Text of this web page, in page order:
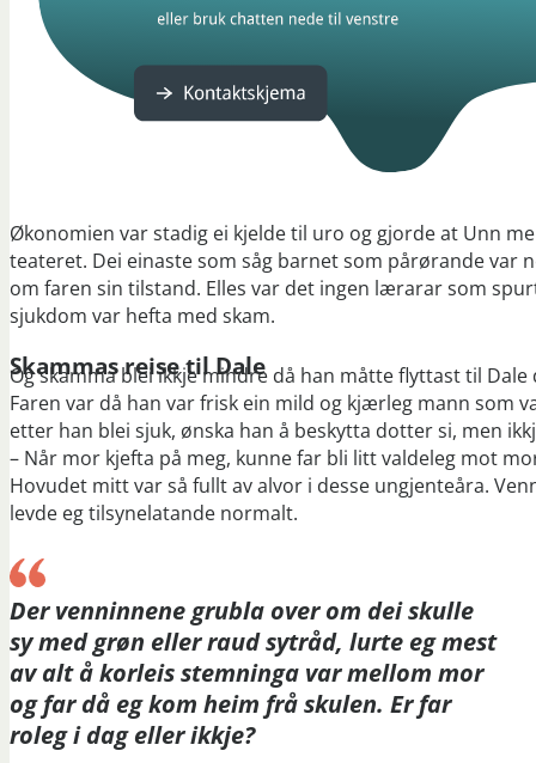
Økonomien var stadig ei kjelde til uro og gjorde at Unn
teateret. Dei einaste som såg barnet som pårørande var
om faren sin tilstand. Elles var det ingen lærarar som
sjukdom var hefta med skam.
Skammas reise til Dale
Og skamma blei ikkje mindre då han måtte flyttast til Dale
Faren var då han var frisk ein mild og kjærleg mann som
etter han blei sjuk, ønska han å beskytta dotter si, men
– Når mor kjefta på meg, kunne far bli litt valdeleg mot
Hovudet mitt var så fullt av alvor i desse ungjenteåra.
levde eg tilsynelatande normalt.
Der venninnene grubla over om dei skulle
sy med grøn eller raud sytråd, lurte eg mest
av alt å korleis stemninga var mellom mor
og far då eg kom heim frå skulen. Er far
roleg i dag eller ikkje?